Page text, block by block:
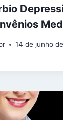
14 de junho